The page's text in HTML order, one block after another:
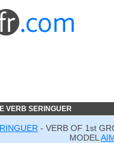
VERB SERINGUER
- VERB OF 1st
MODEL